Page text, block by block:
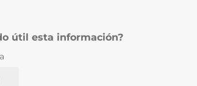
útil esta información?